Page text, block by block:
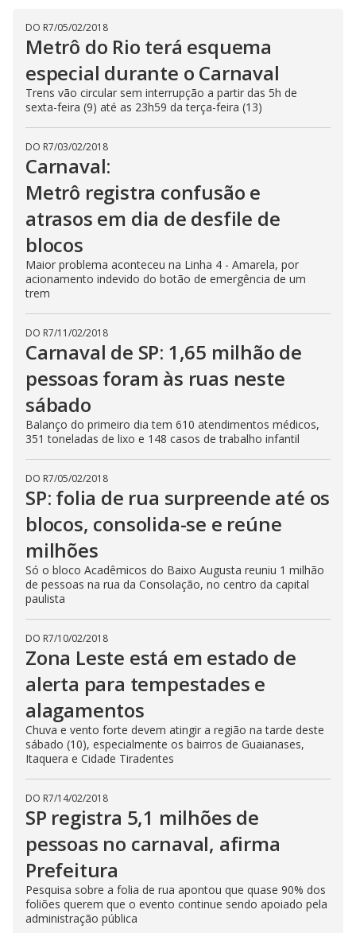
DO R7/05/02/2018
Metrô do Rio terá esquema
especial durante o Carnaval
Trens vão circular sem interrupção a partir das 5h de
sexta-feira (9) até as 23h59 da terça-feira (13)
DO R7/03/02/2018
Carnaval:
Metrô registra confusão e
atrasos em dia de desfile de
blocos
Maior problema aconteceu na Linha 4 - Amarela, por
acionamento indevido do botão de emergência de um
trem
DO R7/11/02/2018
Carnaval de SP: 1,65 milhão de
pessoas foram às ruas neste
sábado
Balanço do primeiro dia tem 610 atendimentos médicos,
351 toneladas de lixo e 148 casos de trabalho infantil
DO R7/05/02/2018
SP: folia de rua surpreende até os
blocos, consolida-se e reúne
milhões
Só o bloco Acadêmicos do Baixo Augusta reuniu 1 milhão
de pessoas na rua da Consolação, no centro da capital
paulista
DO R7/10/02/2018
Zona Leste está em estado de
alerta para tempestades e
alagamentos
Chuva e vento forte devem atingir a região na tarde deste
sábado (10), especialmente os bairros de Guaianases,
Itaquera e Cidade Tiradentes
DO R7/14/02/2018
SP registra 5,1 milhões de
pessoas no carnaval, afirma
Prefeitura
Pesquisa sobre a folia de rua apontou que quase 90% dos
foliões querem que o evento continue sendo apoiado pela
administração pública